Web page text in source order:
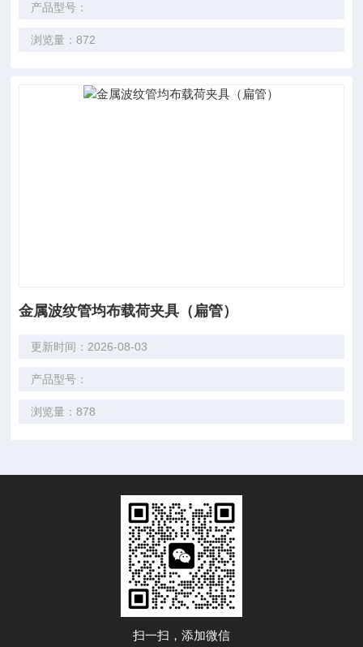
产品型号：
浏览量：872
金属波纹管均布载荷夹具（扁管）
更新时间：2026-08-03
产品型号：
浏览量：878
扫一扫，添加微信